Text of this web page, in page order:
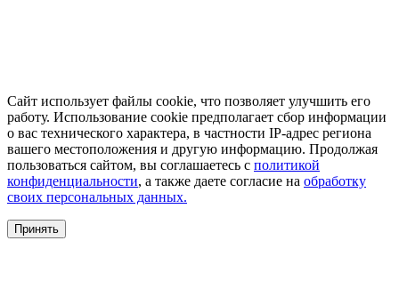
Сайт использует файлы cookie, что позволяет улучшить его
работу. Использование cookie предполагает сбор информации
о вас технического характера, в частности IP-адрес региона
вашего местоположения и другую информацию. Продолжая
пользоваться сайтом, вы соглашаетесь с политикой
конфиденциальности, а также даете согласие на обработку
своих персональных данных.
Принять